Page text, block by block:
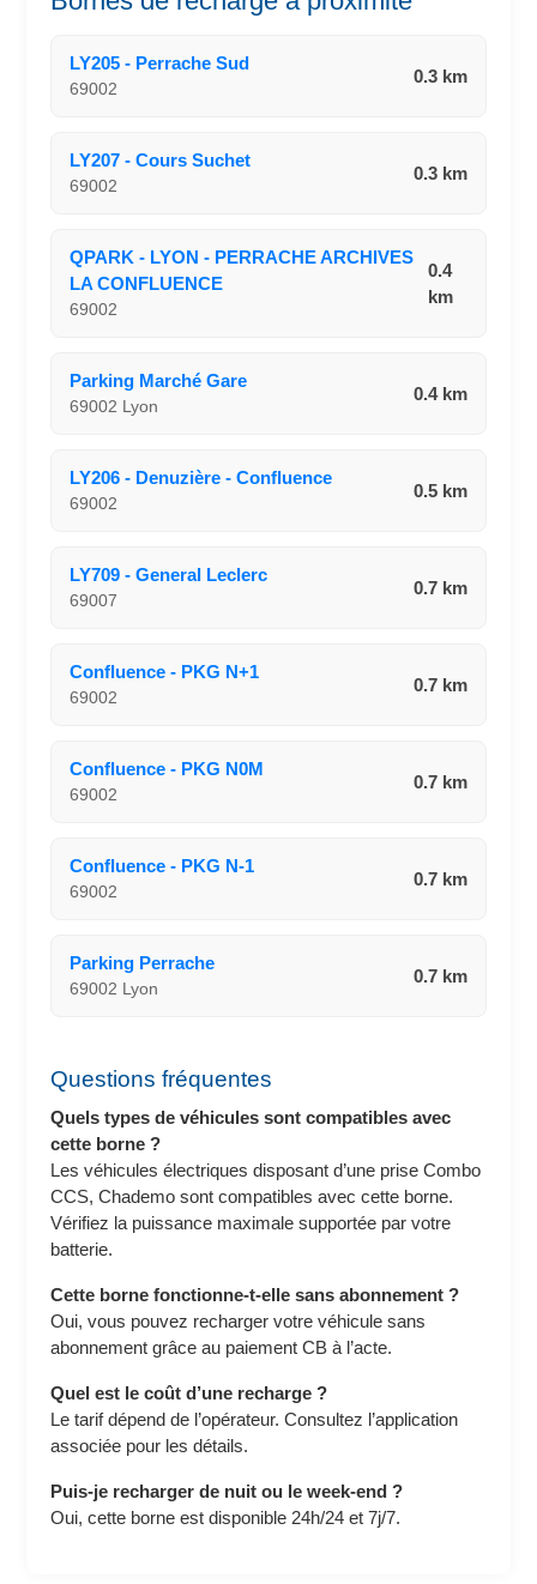
LY205 - Perrache Sud
69002
0.3 km
LY207 - Cours Suchet
69002
0.3 km
QPARK - LYON - PERRACHE ARCHIVES
LA CONFLUENCE
69002
0.4
km
Parking Marché Gare
69002 Lyon
0.4 km
LY206 - Denuzière - Confluence
69002
0.5 km
LY709 - General Leclerc
69007
0.7 km
Confluence - PKG N+1
69002
0.7 km
Confluence - PKG N0M
69002
0.7 km
Confluence - PKG N-1
69002
0.7 km
Parking Perrache
69002 Lyon
0.7 km
Questions fréquentes
Quels types de véhicules sont compatibles avec
cette borne ?
Les véhicules électriques disposant d’une prise Combo
CCS, Chademo sont compatibles avec cette borne.
Vérifiez la puissance maximale supportée par votre
batterie.
Cette borne fonctionne-t-elle sans abonnement ?
Oui, vous pouvez recharger votre véhicule sans
abonnement grâce au paiement CB à l’acte.
Quel est le coût d’une recharge ?
Le tarif dépend de l’opérateur. Consultez l’application
associée pour les détails.
Puis-je recharger de nuit ou le week-end ?
Oui, cette borne est disponible 24h/24 et 7j/7.